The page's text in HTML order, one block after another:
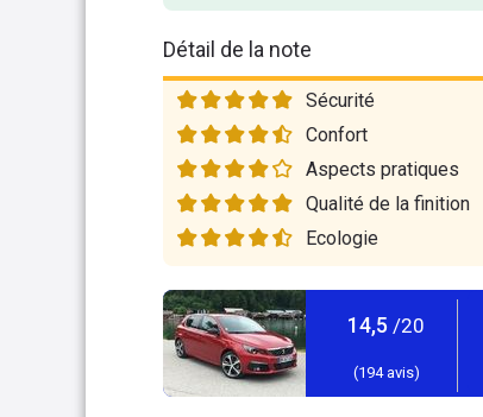
Détail de la note
Sécurité
Confort
Aspects pratiques
Qualité de la finition
Ecologie
14,5 /20
(194avis)